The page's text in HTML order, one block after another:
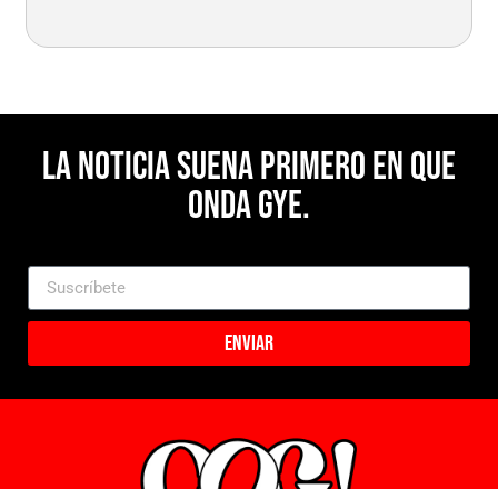
La noticia suena primero en Que
Onda Gye.
Enviar